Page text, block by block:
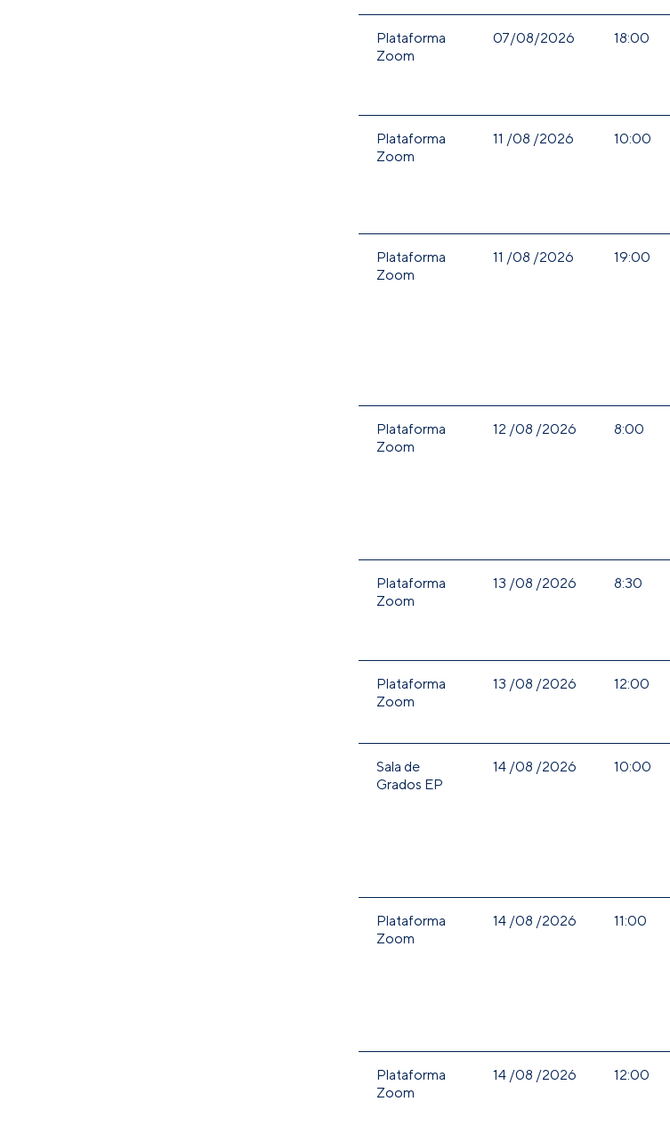
Plataforma
Zoom
07/08/2026 18:00
Plataforma
Zoom
11 /08 /2026 10:00
Plataforma
Zoom
11 /08 /2026 19:00
Plataforma
Zoom
12 /08 /2026 8:00
Plataforma
Zoom
13 /08 /2026 8:30
Plataforma
Zoom
13 /08 /2026 12:00
Sala de
Grados EP
14 /08 /2026 10:00
Plataforma
Zoom
14 /08 /2026 11:00
Plataforma
Zoom
14 /08 /2026 12:00